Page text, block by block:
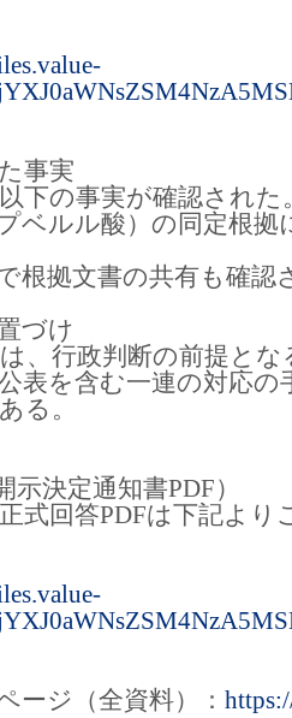
事実
下の事実が確認された
ベルル酸）の同定根
根拠文書の共有も確認
づけ
、行政判断の前提と
表を含む一連の対応の
る。
示決定通知書PDF）
式回答PDFは下記より
ージ（全資料）：